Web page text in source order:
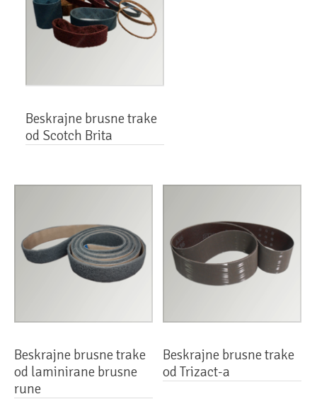
Beskrajne brusne trake
od Scotch Brita
Beskrajne brusne trake
od laminirane brusne
rune
Beskrajne brusne trake
od Trizact-a